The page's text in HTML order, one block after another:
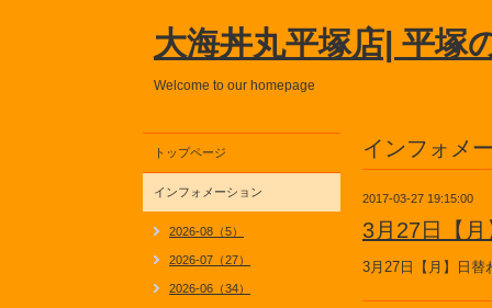
大海丼丸平塚店| 平塚
Welcome to our homepage
インフォメ
2017-03-27 19:15:00
3月27日【
3月27日【月】日替
トップページ
インフォメーション
2026-08（5）
2026-07（27）
2026-06（34）